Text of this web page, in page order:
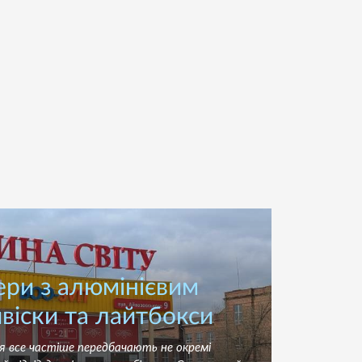
з алюмінієвим
та лайтбокси
все частіше передбачають не окремі